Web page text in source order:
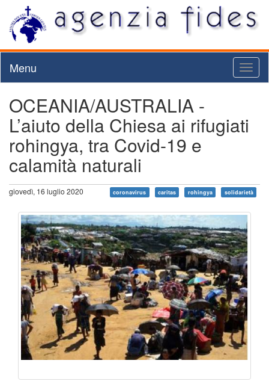
Menu
OCEANIA/AUSTRALIA -
L’aiuto della Chiesa ai rifugiati
rohingya, tra Covid-19 e
calamità naturali
giovedì, 16 luglio 2020 coronavirus caritas rohingya solidarietà